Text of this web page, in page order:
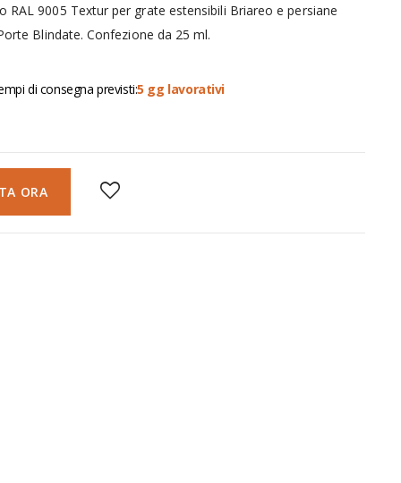
RAL 9005 Textur per grate estensibili Briareo e persiane
Blindate. Confezione da 25 ml.
di consegna previsti:5 gg lavorativi
ORA